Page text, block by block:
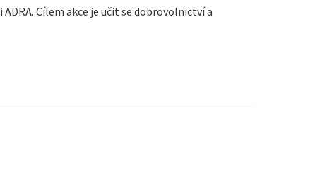
Cílem akce je učit se dobrovolnictví a